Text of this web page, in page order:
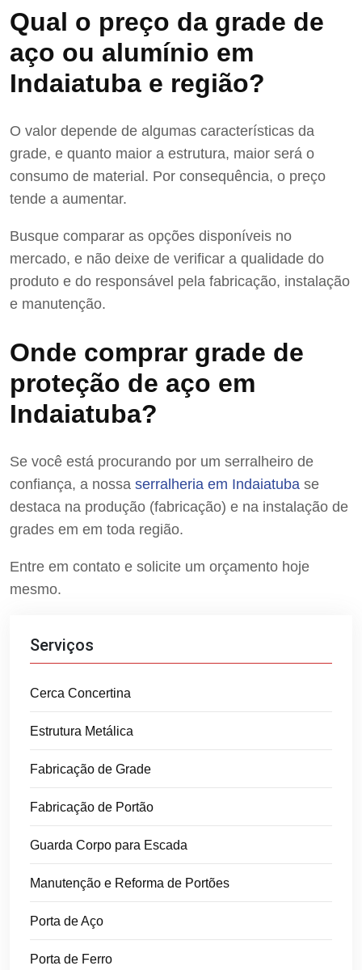
Serviços
Cerca Concertina
Estrutura Metálica
Fabricação de Grade
Fabricação de Portão
Guarda Corpo para Escada
Manutenção e Reforma de Portões
Porta de Aço
Porta de Ferro
Qual o preço da grade de
aço ou alumínio em
Indaiatuba e região?
O valor depende de algumas características da
grade, e quanto maior a estrutura, maior será o
consumo de material. Por consequência, o preço
tende a aumentar.
Busque comparar as opções disponíveis no
mercado, e não deixe de verificar a qualidade do
produto e do responsável pela fabricação, instalação
e manutenção.
Onde comprar grade de
proteção de aço em
Indaiatuba?
Se você está procurando por um serralheiro de
confiança, a nossa serralheria em Indaiatuba se
destaca na produção (fabricação) e na instalação de
grades em em toda região.
Entre em contato e solicite um orçamento hoje
mesmo.